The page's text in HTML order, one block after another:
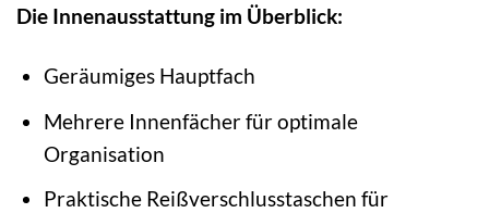
Die Innenausstattung im Überblick:
Geräumiges Hauptfach
Mehrere Innenfächer für optimale
Organisation
Praktische Reißverschlusstaschen für